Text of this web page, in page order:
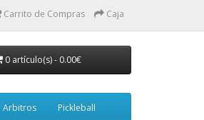
Carrito de Compras Caja
0 artículo(s) - 0.00€
Arbitros Pickleball